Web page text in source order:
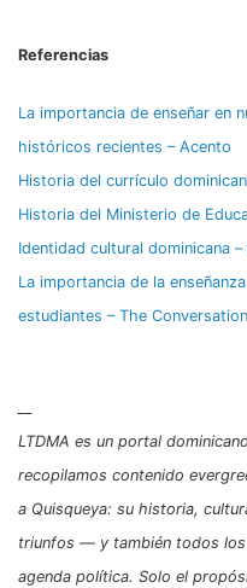
Referencias
La importancia de enseñar en
históricos recientes – Acento
Historia del currículo
Historia del Ministerio de
Identidad cultural dominicana
La importancia de la
estudiantes – The Conversation
LTDMA es un portal
recopilamos contenido
a Quisqueya: su historia,
triunfos — y también todos
agenda política. Solo el